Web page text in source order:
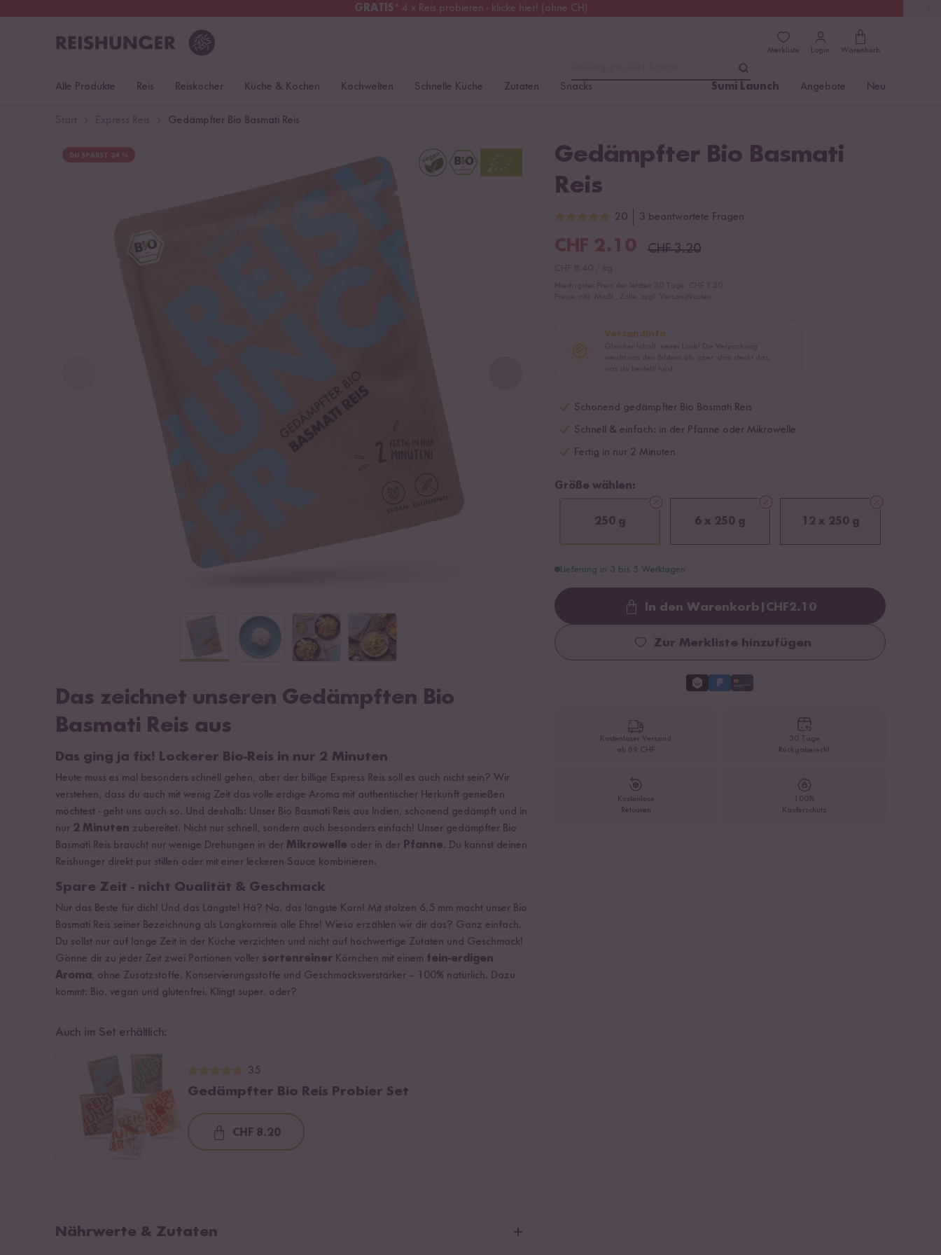
GRATIS* 4 x Reis probieren - klicke hier! (ohne CH)
Alle Zölle & Steuern inklusive
Merkliste Login Warenkorb
Alle Produkte Reis Reiskocher Küche & Kochen Kochwelten Schnelle Küche Zutaten Snacks Sumi Launch Angebote Neu
Gedämpfter Bio Basmati Reis
DU SPARST 34 %
Gedämpfter Bio Basmati
Reis
20 3 beantwortete Fragen
CHF 2.10 CHF3.20
Versandinfo
Schonend gedämpfter Bio Basmati Reis
Schnell & einfach: in der Pfanne oder Mikrowelle
Fertig in nur 2 Minuten
Größe wählen:
250 g 6 x 250 g 12 x 250 g
Lieferung in 3 bis 5 Werktagen
Loading...
In den Warenkorb CHF2.10
Zur Merkliste hinzufügen
Kostenloser Versand
ab 89 CHF
30 Tage
Rückgaberecht
Kostenlose
Retouren
100%
Käuferschutz
Das zeichnet unseren Gedämpften Bio
Basmati Reis aus
Das ging ja fix! Lockerer Bio-Reis in nur 2 Minuten
Heute muss es mal besonders schnell gehen, aber der billige Express Reis soll es auch nicht sein? Wir
verstehen, dass du auch mit wenig Zeit das volle erdige Aroma mit authentischer Herkunft genießen
möchtest - geht uns auch so. Und deshalb: Unser Bio Basmati Reis aus Indien, schonend gedämpft und in
nur 2 Minuten zubereitet. Nicht nur schnell, sondern auch besonders einfach! Unser gedämpfter Bio
Basmati Reis braucht nur wenige Drehungen in der Mikrowelle oder in der Pfanne. Du kannst deinen
Reishunger direkt pur stillen oder mit einer leckeren Sauce kombinieren.
Spare Zeit - nicht Qualität & Geschmack
Nur das Beste für dich! Und das Längste! Hä? Na, das längste Korn! Mit stolzen 6,5 mm macht unser Bio
Basmati Reis seiner Bezeichnung als Langkornreis alle Ehre! Wieso erzählen wir dir das? Ganz einfach.
Du sollst nur auf lange Zeit in der Küche verzichten und nicht auf hochwertige Zutaten und Geschmack!
Gönne dir zu jeder Zeit zwei Portionen voller sortenreiner Körnchen mit einem fein-erdigen
Aroma, ohne Zusatzstoffe, Konservierungsstoffe und Geschmacksverstärker – 100% natürlich. Dazu
kommt: Bio, vegan und glutenfrei. Klingt super, oder?
Auch im Set erhältlich:
35
Gedämpfter Bio Reis Probier Set
Loading...
CHF 8.20
Nährwerte & Zutaten